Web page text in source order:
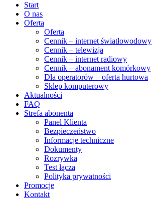
Start
O nas
Oferta
Oferta
Cennik – internet światłowodowy
Cennik – telewizja
Cennik – internet radiowy
Cennik – abonament komórkowy
Dla operatorów – oferta hurtowa
Sklep komputerowy
Aktualności
FAQ
Strefa abonenta
Panel Klienta
Bezpieczeństwo
Informacje techniczne
Dokumenty
Rozrywka
Test łącza
Polityka prywatności
Promocje
Kontakt